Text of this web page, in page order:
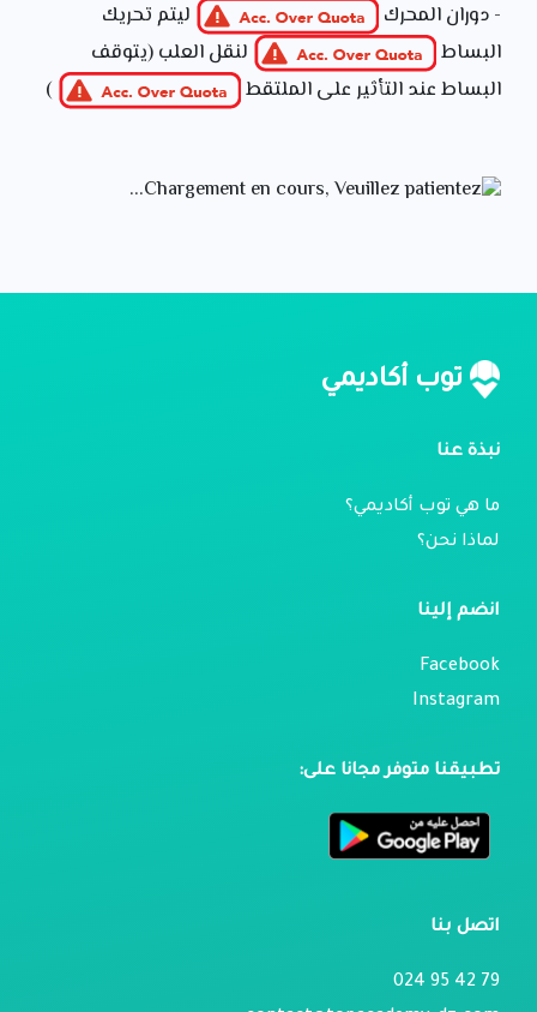
- دوران المحرك
ليتم تحريك
البساط
لنقل العلب (يتوقف
البساط عند التأثير على الملتقط
)
توب أكاديمي
نبذة عنا
ما هي توب أكاديمي؟
لماذا نحن؟
انضم إلينا
Facebook
Instagram
تطبيقنا متوفر مجانا على:
اتصل بنا
79 42 95 024